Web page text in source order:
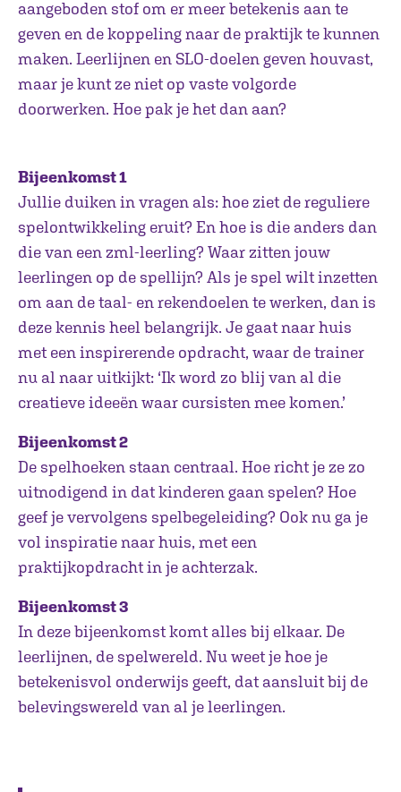
aangeboden stof om er meer betekenis aan te
geven en de koppeling naar de praktijk te kunnen
maken. Leerlijnen en SLO-doelen geven houvast,
maar je kunt ze niet op vaste volgorde
doorwerken. Hoe pak je het dan aan?
Bijeenkomst 1
Jullie duiken in vragen als: hoe ziet de reguliere
spelontwikkeling eruit? En hoe is die anders dan
die van een zml-leerling? Waar zitten jouw
leerlingen op de spellijn? Als je spel wilt inzetten
om aan de taal- en rekendoelen te werken, dan is
deze kennis heel belangrijk. Je gaat naar huis
met een inspirerende opdracht, waar de trainer
nu al naar uitkijkt: ‘Ik word zo blij van al die
creatieve ideeën waar cursisten mee komen.’
Bijeenkomst 2
De spelhoeken staan centraal. Hoe richt je ze zo
uitnodigend in dat kinderen gaan spelen? Hoe
geef je vervolgens spelbegeleiding? Ook nu ga je
vol inspiratie naar huis, met een
praktijkopdracht in je achterzak.
Bijeenkomst 3
In deze bijeenkomst komt alles bij elkaar. De
leerlijnen, de spelwereld. Nu weet je hoe je
betekenisvol onderwijs geeft, dat aansluit bij de
belevingswereld van al je leerlingen.